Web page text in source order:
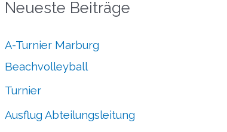
h
e
n
Neueste Beiträge
A-Turnier Marburg
Beachvolleyball
Turnier
Ausflug Abteilungsleitung
h
v